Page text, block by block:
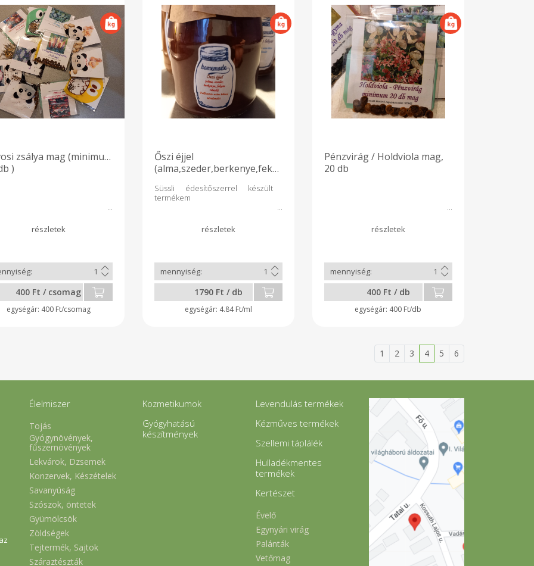
zsálya mag (minimum
)
400 Ft / csomag
400 Ft/csomag
Őszi éjjel
(alma,szeder,berkenye,fekete
Süssli édesítőszerrel készült
termékem
1790 Ft / db
4.84 Ft/ml
Pénzvirág / Holdviola mag,
20 db
400 Ft / db
400 Ft/db
1 2 3 4 5 6
Élelmiszer
Tojás
Gyógynövények,
fűszernövények
Lekvárok, Dzsemek
Konzervek, Készételek
Savanyúság
Szószok, öntetek
Gyümölcsök
Zöldségek
Tejtermék, Sajtok
Száraztészták
Kozmetikumok
Gyógyhatású
készítmények
Levendulás termékek
Kézműves termékek
Szellemi táplálék
Hulladékmentes
termékek
Kertészet
Évelő
Egynyári virág
Palánták
Vetőmag